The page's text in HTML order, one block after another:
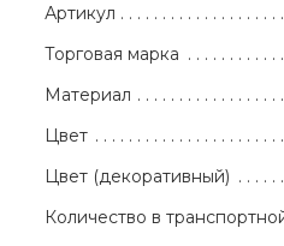
Артикул
Торговая марка
Материал
Цвет
Цвет (декоративный)
Количество в